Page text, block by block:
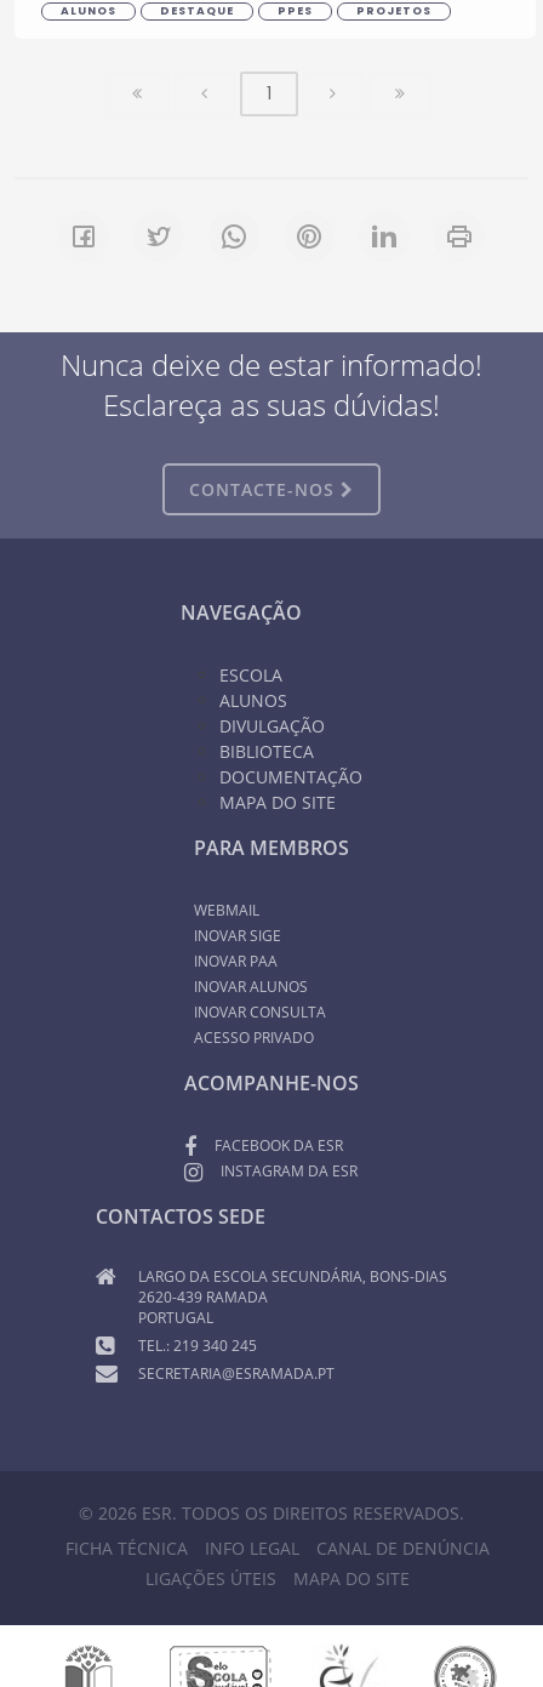
ALUNOS DESTAQUE PPES PROJETOS
1
Nunca deixe de estar informado!
Esclareça as suas dúvidas!
CONTACTE-NOS
NAVEGAÇÃO
ESCOLA
ALUNOS
DIVULGAÇÃO
BIBLIOTECA
DOCUMENTAÇÃO
MAPA DO SITE
PARA MEMBROS
WEBMAIL
INOVAR SIGE
INOVAR PAA
INOVAR ALUNOS
INOVAR CONSULTA
ACESSO PRIVADO
ACOMPANHE-NOS
FACEBOOK DA ESR
INSTAGRAM DA ESR
CONTACTOS SEDE
LARGO DA ESCOLA SECUNDÁRIA, BONS-DIAS
2620-439 RAMADA
PORTUGAL
TEL.: 219 340 245
SECRETARIA@ESRAMADA.PT
© 2026 ESR. TODOS OS DIREITOS RESERVADOS.
FICHA TÉCNICA
INFO LEGAL
CANAL DE DENÚNCIA
LIGAÇÕES ÚTEIS
MAPA DO SITE